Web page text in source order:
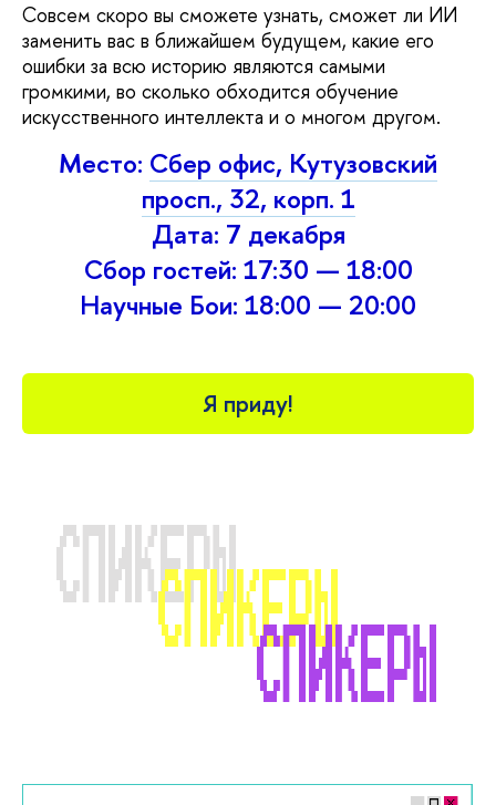
Совсем скоро вы сможете узнать, сможет ли ИИ
заменить вас в ближайшем будущем, какие его
ошибки за всю историю являются самыми
громкими, во сколько обходится обучение
искусственного интеллекта и о многом другом.
Место: Сбер офис, Кутузовский
просп., 32, корп. 1
Дата: 7 декабря
Сбор гостей: 17:30 — 18:00
Научные Бои: 18:00 — 20:00
Я приду!